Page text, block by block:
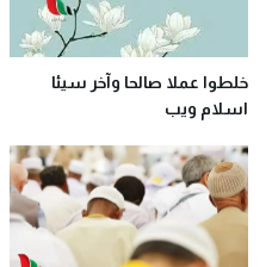
خلطوا عملا صالحا وآخر سيئا
اسلام ويب